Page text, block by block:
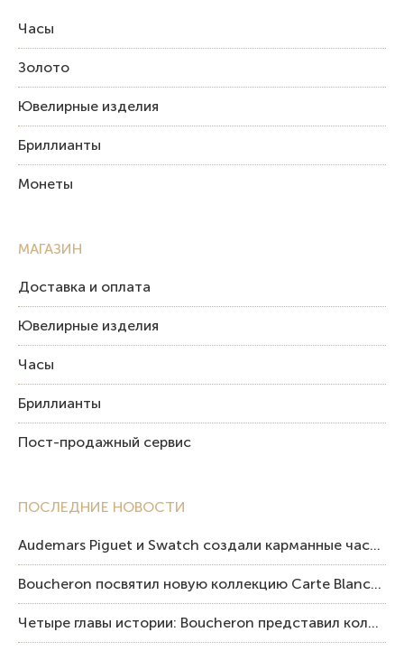
Часы
Золото
Ювелирные изделия
Бриллианты
Монеты
ПОСЛЕДНИЕ НОВОСТИ
Audemars Piguet и Swatch создали карманные часы в эстетике Royal Oak и Pop Art
Boucheron посвятил новую коллекцию Carte Blanche Human Being человеку и силе мастерства
Четыре главы истории: Boucheron представил коллекцию «Nom: Boucheron, Prénom: Frédéric»
МАГАЗИН
Доставка и оплата
Ювелирные изделия
Часы
Бриллианты
Пост-продажный сервис